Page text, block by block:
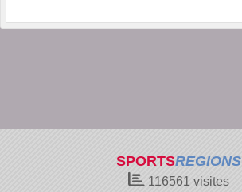
SPORTSREGIONS
116561 visites